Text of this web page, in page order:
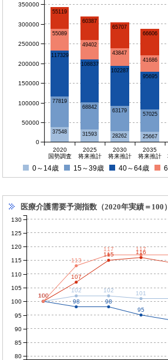
37548 31593 28262 25667
77819
68842
63179
57025
117329
108837
102287
95695
55089
49402
43847
41686
55119
60387
65707
66606
2020
国勢調査
2025
将来推計
2030
将来推計
2035
将来推計
0
50000
100000
150000
200000
250000
300000
350000
0～14歳 15～39歳 40～64歳
医療介護需要予測指数（2020年実績＝100）
100
98
98
95
100
102 102 101
100
107
115
116
100
113
117 117
85
90
95
100
105
110
115
120
125
80
130